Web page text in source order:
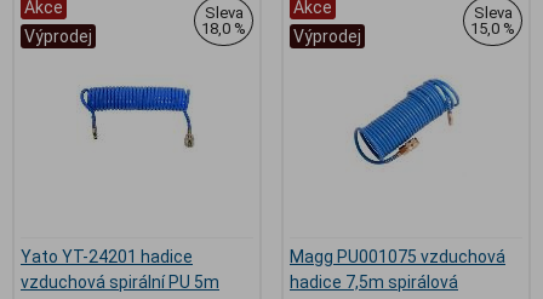
Akce
Výprodej
Sleva
18,0 %
Yato YT-24201 hadice
vzduchová spirální PU 5m
Akce
Výprodej
Sleva
15,0 %
Magg PU001075 vzduchová
hadice 7,5m spirálová